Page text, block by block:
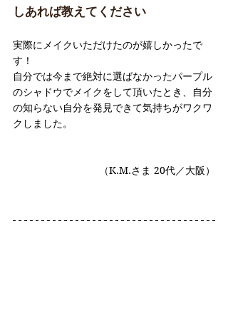
しあれば教えてください
実際にメイクいただけたのが嬉しかったで
す！
自分では今まで絶対に選ばなかったパープル
のシャドウでメイクをして頂いたとき、自分
の知らない自分を発見できて気持ちがワクワ
クしました。
（K.M.さま 20代／大阪）